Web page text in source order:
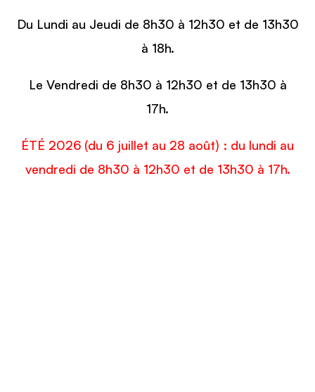
Du Lundi au Jeudi de 8h30 à 12h30 et de 13h30
à 18h.
Le Vendredi de 8h30 à 12h30 et de 13h30 à
17h.
ÉTÉ 2026 (du 6 juillet au 28 août) : du lundi au
vendredi de 8h30 à 12h30 et de 13h30 à 17h.